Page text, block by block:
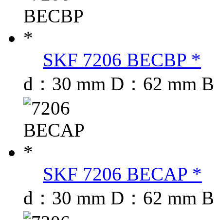
SKF 7206 BECBP *
d：30 mm D：62 mm
SKF 7206 BECAP *
d：30 mm D：62 mm